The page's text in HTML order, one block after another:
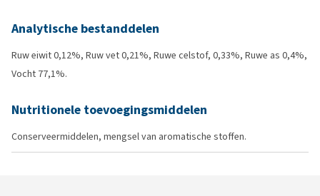
Analytische bestanddelen
Ruw eiwit 0,12%, Ruw vet 0,21%, Ruwe celstof, 0,33%, Ruwe as 0,4%,
Vocht 77,1%.
Nutritionele toevoegingsmiddelen
Conserveermiddelen, mengsel van aromatische stoffen.